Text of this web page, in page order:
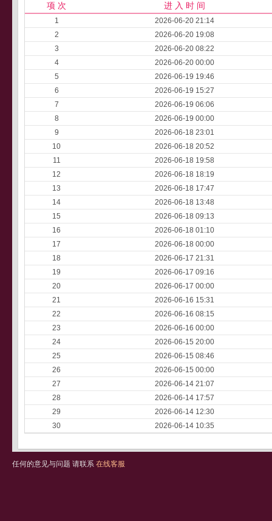
项 次 进 入 时 间
1
2026-06-20 21:14
2
2026-06-20 19:08
3
2026-06-20 08:22
4
2026-06-20 00:00
5
2026-06-19 19:46
6
2026-06-19 15:27
7
2026-06-19 06:06
8
2026-06-19 00:00
9
2026-06-18 23:01
10
2026-06-18 20:52
11
2026-06-18 19:58
12
2026-06-18 18:19
13
2026-06-18 17:47
14
2026-06-18 13:48
15
2026-06-18 09:13
16
2026-06-18 01:10
17
2026-06-18 00:00
18
2026-06-17 21:31
19
2026-06-17 09:16
20
2026-06-17 00:00
21
2026-06-16 15:31
22
2026-06-16 08:15
23
2026-06-16 00:00
24
2026-06-15 20:00
25
2026-06-15 08:46
26
2026-06-15 00:00
27
2026-06-14 21:07
28
2026-06-14 17:57
29
2026-06-14 12:30
30
2026-06-14 10:35
任何的意见与问题 请联系 在线客服